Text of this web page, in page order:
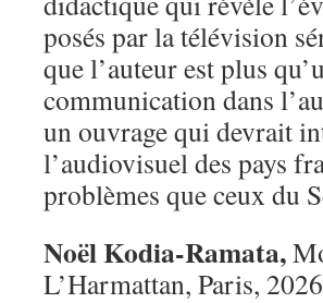
posés par la télévision
que l’auteur est plus
communication dans
un ouvrage qui devrait
l’audiovisuel des pays
problèmes que ceux du
Noël Kodia-Ramata,
L’Harmattan, Paris, 2026